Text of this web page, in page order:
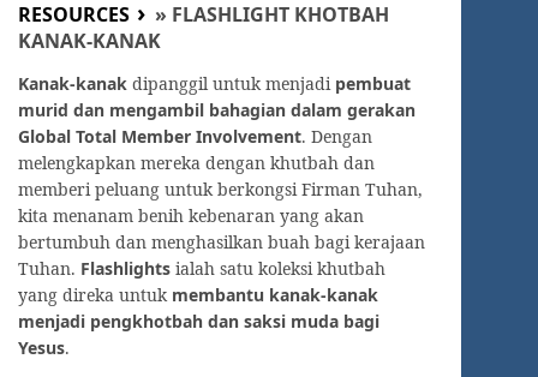
RESOURCES
» FLASHLIGHT KHOTBAH
KANAK-KANAK
Kanak-kanak dipanggil untuk menjadi pembuat
murid dan mengambil bahagian dalam gerakan
Global Total Member Involvement. Dengan
melengkapkan mereka dengan khutbah dan
memberi peluang untuk berkongsi Firman Tuhan,
kita menanam benih kebenaran yang akan
bertumbuh dan menghasilkan buah bagi kerajaan
Tuhan. Flashlights ialah satu koleksi khutbah
yang direka untuk membantu kanak-kanak
menjadi pengkhotbah dan saksi muda bagi
Yesus.